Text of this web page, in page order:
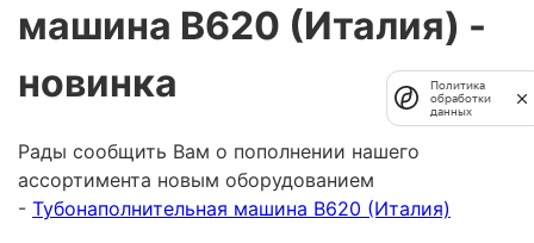
машина B620 (Италия) -
новинка
Рады сообщить Вам о пополнении нашего
ассортимента новым оборудованием
- Тубонаполнительная машина B620 (Италия)
Политика
обработки
данных